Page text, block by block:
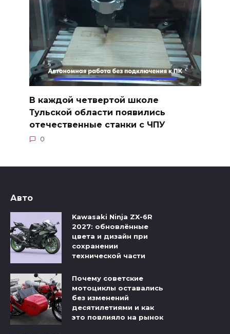
В каждой четвертой школе
Тульской области появились
отечественные станки с ЧПУ
0
Авто
Kawasaki Ninja ZX-6R
2027: обновлённые
цвета и дизайн при
сохранении
технической части
Почему советские
мотоциклы оставались
без изменений
десятилетиями и как
это повлияло на рынок